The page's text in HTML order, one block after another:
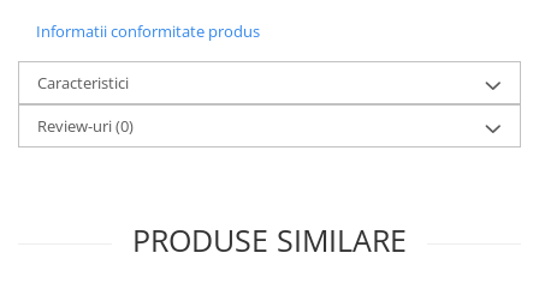
Informatii conformitate produs
Caracteristici
Review-uri(0)
PRODUSE SIMILARE